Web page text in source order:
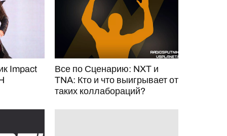
Impact
Все по Сценарию: NXT и
TNA: Кто и что выигрывает от
таких коллабораций?